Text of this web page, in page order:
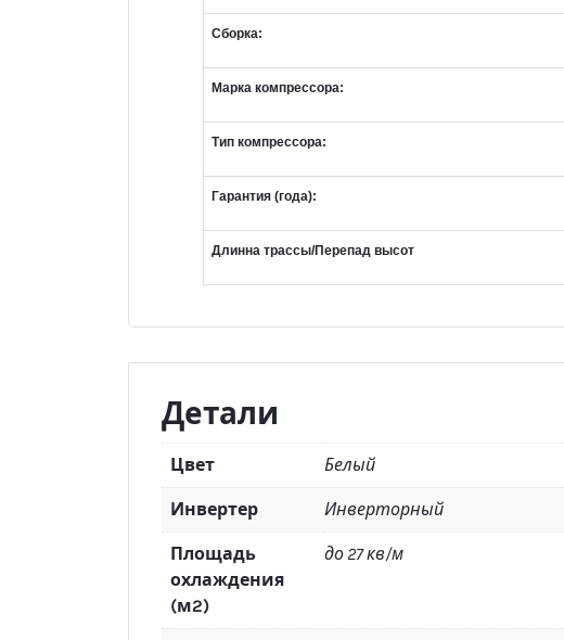
Сборка:
Марка компрессора:
Тип компрессора:
Гарантия (года):
Длинна трассы/Перепад высот
Детали
Цвет Белый
Инвертер Инверторный
Площадь
охлаждения
(м2)
до 27 кв/м